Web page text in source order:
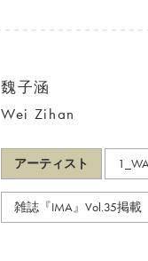
魏子涵
Wei Zihan
アーティスト
雑誌『IMA』Vol.35掲載